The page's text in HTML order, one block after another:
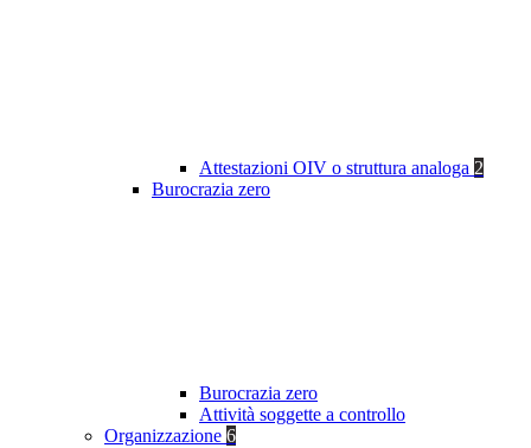
Attestazioni OIV o struttura analoga 2
Burocrazia zero
Burocrazia zero
Attività soggette a controllo
Organizzazione 6